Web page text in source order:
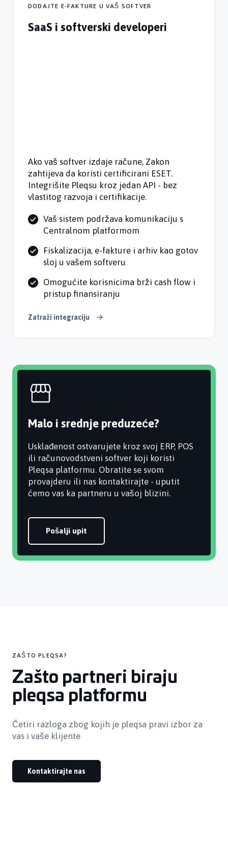
DODAJTE E-FAKTURE U VAŠ SOFTVER
SaaS i softverski developeri
Ako vaš softver izdaje račune, Zakon
zahtijeva da koristi certificirani ESET.
Integrišite Pleqsu kroz jedan API - bez
vlastitog razvoja i certifikacije.
Vaš sistem podržava komunikaciju s
Centralnom platformom
Fiskalizacija, e-fakture i arhiv kao gotov
sloj u vašem softveru
Omogućite korisnicima brži cash flow i
pristup finansiranju
Zatraži integraciju
Malo i srednje preduzeće?
Usklađenost ostvarujete kroz svoj ERP, POS
ili računovodstveni softver koji koristi
Pleqsa platformu. Obratite se svom
provajderu ili nas kontaktirajte - uputit
ćemo vas ka partneru u vašoj blizini.
Pošalji upit
ZAŠTO PLEQSA?
Zašto partneri biraju
pleqsa platformu
Četiri razloga zbog kojih je pleqsa pravi izbor za
vas i vaše klijente
Kontaktirajte nas